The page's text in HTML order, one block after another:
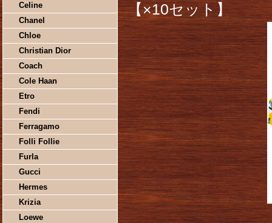
Celine
Chanel
Chloe
Christian Dior
Coach
Cole Haan
Etro
Fendi
Ferragamo
Folli Follie
Furla
Gucci
Hermes
Krizia
Loewe
【×10セット】